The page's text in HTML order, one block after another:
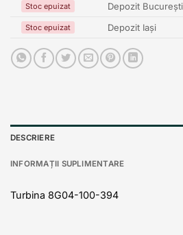
Stoc epuizat Depozit București
Stoc epuizat Depozit Iași
DESCRIERE
INFORMAȚII SUPLIMENTARE
Turbina 8G04-100-394